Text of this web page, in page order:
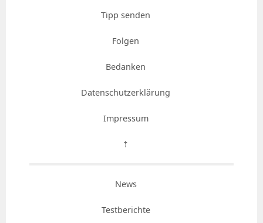
Tipp senden
Folgen
Bedanken
Datenschutzerklärung
Impressum
⇡
News
Testberichte